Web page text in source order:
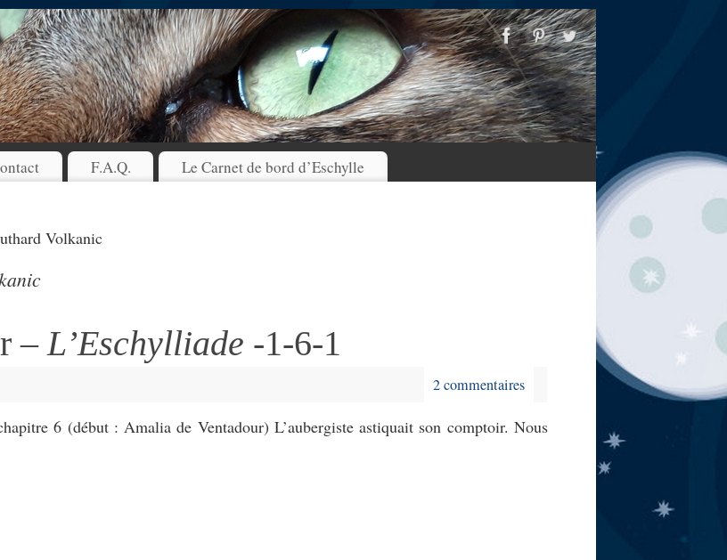
F.A.Q. Le Carnet de bord d’Eschylle
Volkanic
–L’Eschylliade -1-6-1
2 commentaires
6 (début : Amalia de Ventadour) L’aubergiste astiquait son comptoir. Nous